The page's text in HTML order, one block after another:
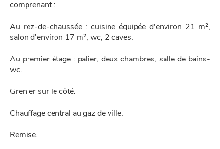
comprenant :
Au rez-de-chaussée : cuisine équipée d'environ 21 m²,
salon d'environ 17 m², wc, 2 caves.
Au premier étage : palier, deux chambres, salle de bains-
wc.
Grenier sur le côté.
Chauffage central au gaz de ville.
Remise.